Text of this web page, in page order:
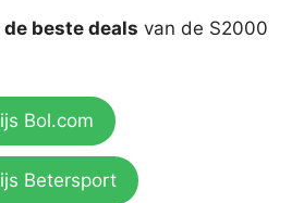
de beste deals van de S2000
Bol.com
Betersport